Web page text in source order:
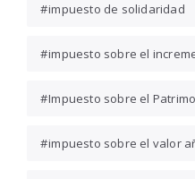
impuesto de solidaridad
impuesto sobre el
Impuesto sobre el
impuesto sobre el valor